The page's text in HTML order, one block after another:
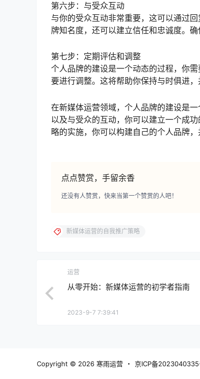
第六步：与受众互动
与你的受众互动非常重要，这可以通过
牌知名度，还可以建立信任和忠诚度。
第七步：定期评估和调整
个人品牌的建设是一个动态的过程，你
要进行调整。这将帮助你保持与时俱进，
在新媒体运营领域，个人品牌的建设是
以及与受众的互动，你可以建立一个成
略的实施，你可以构建自己的个人品牌，
点点赞赏，手留余香
还没有人赞赏，快来当第一个赞赏的人吧！
新媒体运营的自我推广策略
运营
从零开始：新媒体运营的初学者指南
2023-9-7 7:39:41
Copyright © 2026 寒雨运营 ・ 京ICP备2023040335